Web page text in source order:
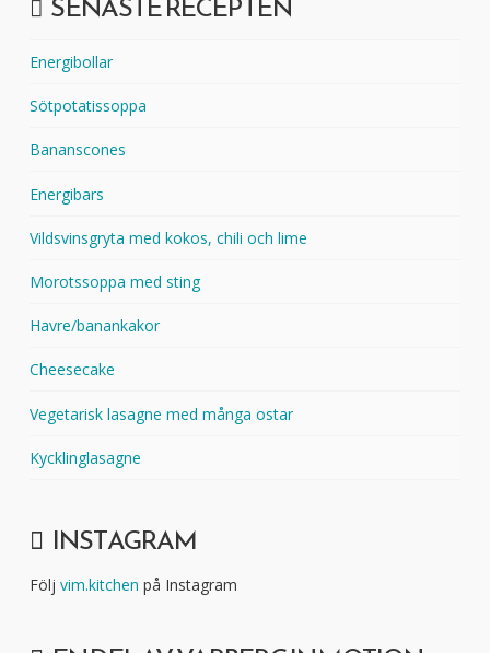
SENASTE RECEPTEN
Energibollar
Sötpotatissoppa
Bananscones
Energibars
Vildsvinsgryta med kokos, chili och lime
Morotssoppa med sting
Havre/banankakor
Cheesecake
Vegetarisk lasagne med många ostar
Kycklinglasagne
INSTAGRAM
Följ vim.kitchen på Instagram